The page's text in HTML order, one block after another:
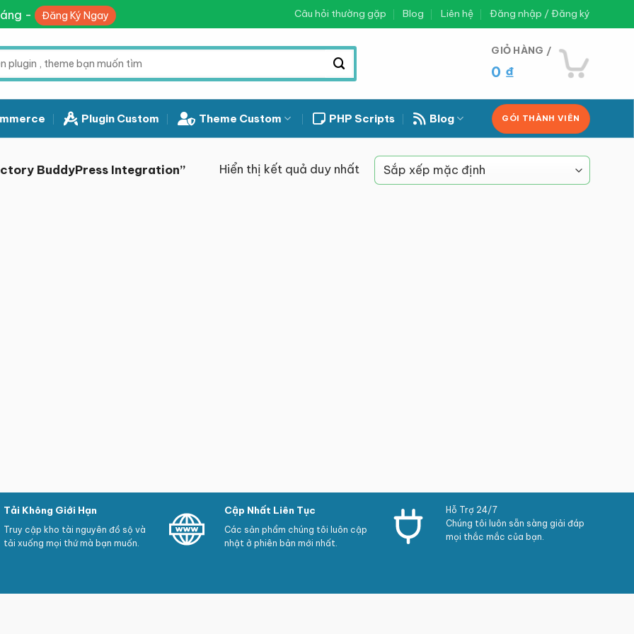
- Đăng Ký Ngay Câu hỏi thường gặp Blog Liên hệ Đăng nhập / Đăng ký
GIỎ HÀNG /
0 ₫
Plugin Custom Theme Custom PHP Scripts Blog GÓI THÀNH VIÊN
BuddyPress Integration” Hiển thị kết quả duy nhất
Tải Không Giới Hạn
Truy cập kho tài nguyên đồ sộ và
tải xuống mọi thứ mà bạn muốn.
Cập Nhất Liên Tục
Các sản phẩm chúng tôi luôn cập
nhật ở phiên bản mới nhất.
Hỗ Trợ 24/7
Chúng tôi luôn sẵn sàng giải đáp
mọi thắc mắc của bạn.